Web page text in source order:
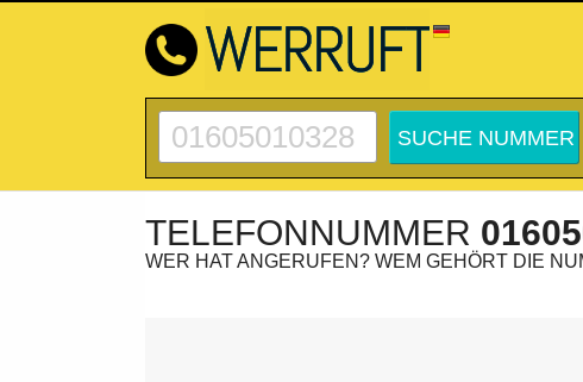
TELEFONNUMMER
WER HAT ANGERUFEN? WEM GEHÖRT DIE